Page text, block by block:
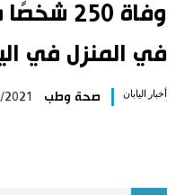
أحدث الموضوعات
وفاة
في المنزل في
أخبار اليابان صحة وطب